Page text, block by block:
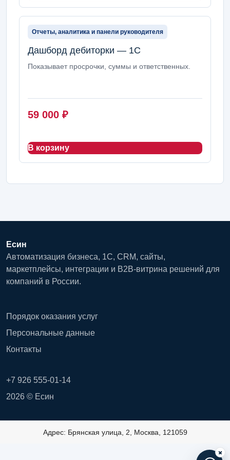
Отчеты, аналитика и панели руководителя
Дашборд дебиторки — 1С
Показывает просрочки, суммы и ответственных.
59 000 ₽
В корзину
Есин
Автоматизация бизнеса, 1С, CRM, сайты,
маркетплейсы, интеграции и B2B-витрина решений для
компаний в России.
Порядок оказания услуг
Персональные данные
Контакты
+7 926 555-01-14
2026 © Есин
Адрес: Брянская улица, 2, Москва, 121059